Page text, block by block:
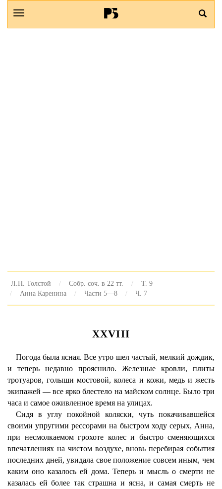
Л.Н. Толстой Собр. соч. в 22 тт.
Т. 9
Анна Каренина
Части 5—8 Ч. 7
XXVIII
Погода была ясная. Все утро шел частый, мелкий дождик,
и теперь недавно прояснило. Железные кровли, плиты
тротуаров, голыши мостовой, колеса и кожи, медь и жесть
экипажей — все ярко блестело на майском солнце. Было три
часа и самое оживленное время на улицах.
Сидя в углу покойной коляски, чуть покачивавшейся
своими упругими рессорами на быстром ходу серых, Анна,
при несмолкаемом грохоте колес и быстро сменяющихся
впечатлениях на чистом воздухе, вновь перебирая события
последних дней, увидала свое положение совсем иным, чем
каким оно казалось ей дома. Теперь и мысль о смерти не
казалась ей более так страшна и ясна, и самая смерть не